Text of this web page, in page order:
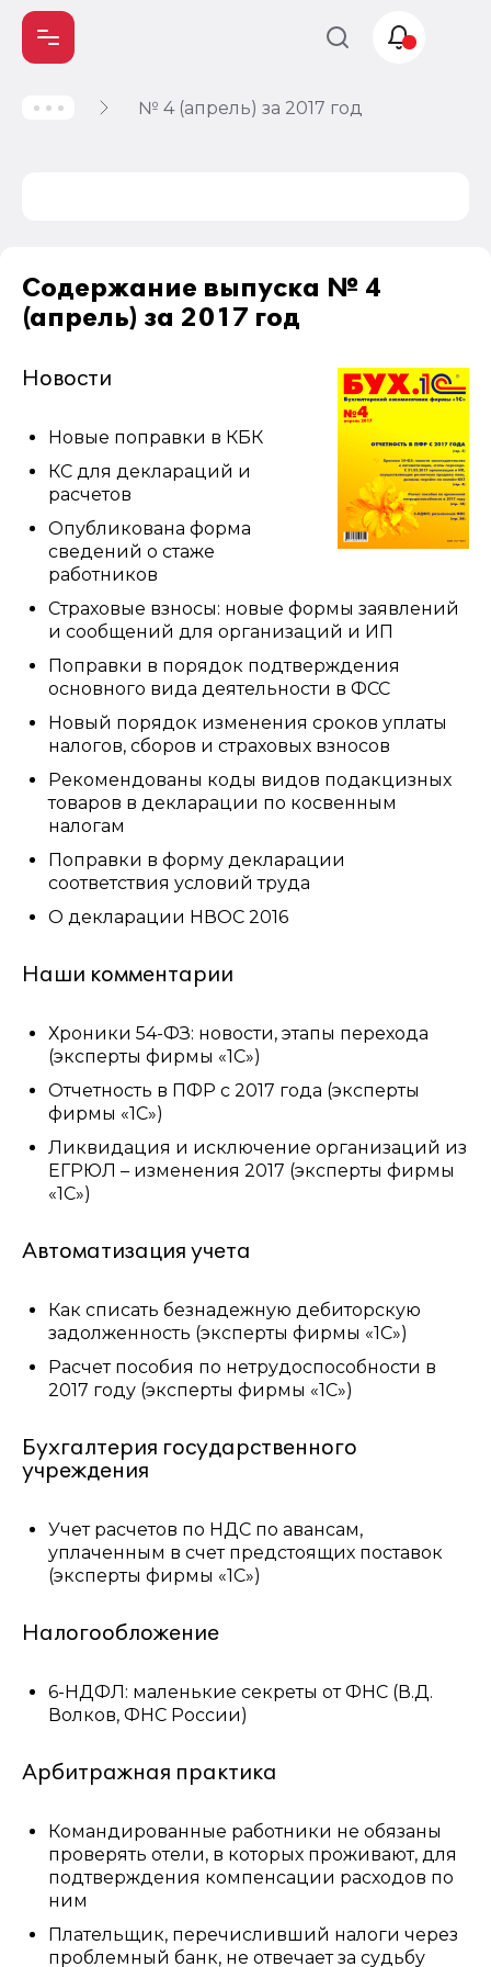
№ 4 (апрель) за 2017 год
Содержание выпуска № 4
(апрель) за 2017 год
Новости
Новые поправки в КБК
КС для деклараций и
расчетов
Опубликована форма
сведений о стаже
работников
Страховые взносы: новые формы заявлений
и сообщений для организаций и ИП
Поправки в порядок подтверждения
основного вида деятельности в ФСС
Новый порядок изменения сроков уплаты
налогов, сборов и страховых взносов
Рекомендованы коды видов подакцизных
товаров в декларации по косвенным
налогам
Поправки в форму декларации
соответствия условий труда
О декларации НВОС 2016
Наши комментарии
Хроники 54-ФЗ: новости, этапы перехода
(эксперты фирмы «1С»)
Отчетность в ПФР с 2017 года (эксперты
фирмы «1С»)
Ликвидация и исключение организаций из
ЕГРЮЛ – изменения 2017 (эксперты фирмы
«1С»)
Автоматизация учета
Как списать безнадежную дебиторскую
задолженность (эксперты фирмы «1С»)
Расчет пособия по нетрудоспособности в
2017 году (эксперты фирмы «1С»)
Бухгалтерия государственного
учреждения
Учет расчетов по НДС по авансам,
уплаченным в счет предстоящих поставок
(эксперты фирмы «1С»)
Налогообложение
6-НДФЛ: маленькие секреты от ФНС (В.Д.
Волков, ФНС России)
Арбитражная практика
Командированные работники не обязаны
проверять отели, в которых проживают, для
подтверждения компенсации расходов по
ним
Плательщик, перечисливший налоги через
проблемный банк, не отвечает за судьбу
Учет и